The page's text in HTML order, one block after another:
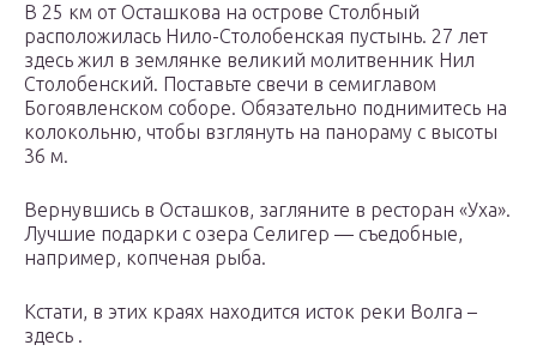
В 25 км от Осташкова на острове Столбный
расположилась Нило-Столобенская пустынь. 27 лет
здесь жил в землянке великий молитвенник Нил
Столобенский. Поставьте свечи в семиглавом
Богоявленском соборе. Обязательно поднимитесь на
колокольню, чтобы взглянуть на панораму с высоты
36 м.
Вернувшись в Осташков, загляните в ресторан «Уха».
Лучшие подарки с озера Селигер — съедобные,
например, копченая рыба.
Кстати, в этих краях находится исток реки Волга –
здесь .